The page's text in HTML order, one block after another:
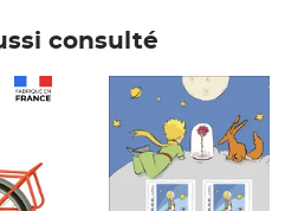
consulté
Prix 7,50€